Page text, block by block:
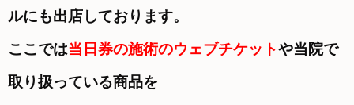
ルにも出店しております。
ここでは当日券の施術のウェブチケットや当院で
取り扱っている商品を